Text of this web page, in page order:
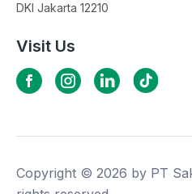
DKI Jakarta 12210
Visit Us
Copyright © 2026 by PT